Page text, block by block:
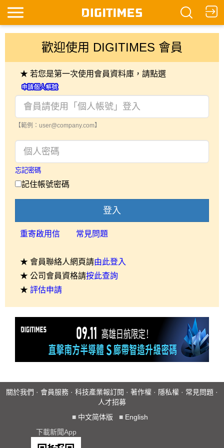
歡迎使用 DIGITIMES 會員
★ 若您是第一次使用會員資料庫，請點選
【範例：user@company.com】
忘記密碼
記住帳號密碼
登入
重寄啟用信 常見問題
★ 會員聯絡人網頁請由此登入
★ 公司會員資格請按此查詢
★ 評估申請
關於我們 · 會員服務 · 科技產業報訂閱 · 著作權 · 隱私權 · 常見問題 ·
人才招募
■ 中文简体版 ■ English
下載新聞App